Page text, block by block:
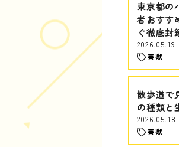
東京都の
者おすす
ぐ徹底封
2026.05.19
害獣
散歩道で
の種類と
2026.05.18
害獣